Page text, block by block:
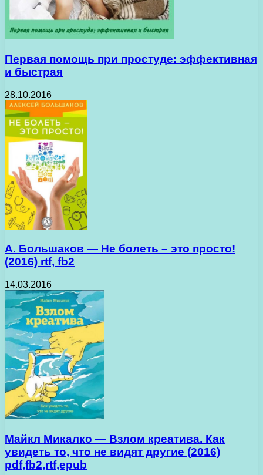
Первая помощь при простуде: эффективная
и быстрая
28.10.2016
А. Большаков — Не болеть – это просто!
(2016) rtf, fb2
14.03.2016
Майкл Микалко — Взлом креатива. Как
увидеть то, что не видят другие (2016)
pdf,fb2,rtf,epub